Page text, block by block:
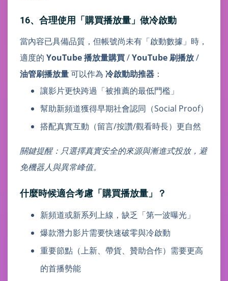
16、合理使用「購買播放量」做冷啟動
當內容已具備品質，但帳號尚未有「啟動數據」時，
適度的 YouTube 播放量購買/YouTube 刷播放/
油管刷播放量可以作為 冷啟動助推器 ：
讓影片更快跨過「被推薦的最低門檻」
幫助新頻道獲得早期社會認同（Social Proof）
搭配真實互動（留言/按讚/觀看時長）更自然
關鍵提醒：只選擇真實安全的來源與漸進式投放，避
免機器人與異常峰值。
什麼時候適合考慮「購買播放量」？
新頻道或新系列上線，缺乏「第一波曝光」
爆款潛力影片需要快速破零與冷啟動
重要節點（上新、帶貨、贊助合作）需要更高
的首播勢能